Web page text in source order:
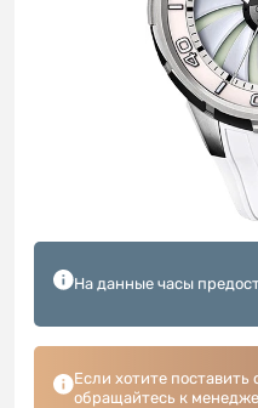
На данные часы
Если хотите
обращайтесь к